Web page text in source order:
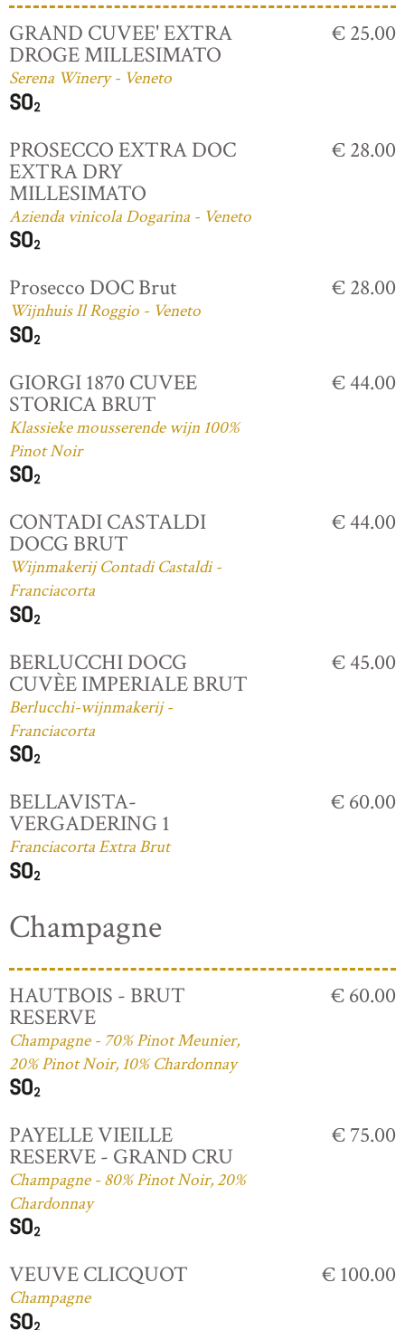
GRAND CUVEE' EXTRA
DROGE MILLESIMATO
Serena Winery - Veneto
€ 25.00
PROSECCO EXTRA DOC
EXTRA DRY
MILLESIMATO
Azienda vinicola Dogarina - Veneto
€ 28.00
Prosecco DOC Brut
Wijnhuis Il Roggio - Veneto
€ 28.00
GIORGI 1870 CUVEE
STORICA BRUT
Klassieke mousserende wijn 100%
Pinot Noir
€ 44.00
CONTADI CASTALDI
DOCG BRUT
Wijnmakerij Contadi Castaldi -
Franciacorta
€ 44.00
BERLUCCHI DOCG
CUVÈE IMPERIALE BRUT
Berlucchi-wijnmakerij -
Franciacorta
€ 45.00
BELLAVISTA-
VERGADERING 1
Franciacorta Extra Brut
€ 60.00
Champagne
HAUTBOIS - BRUT
RESERVE
Champagne - 70% Pinot Meunier,
20% Pinot Noir, 10% Chardonnay
€ 60.00
PAYELLE VIEILLE
RESERVE - GRAND CRU
Champagne - 80% Pinot Noir, 20%
Chardonnay
€ 75.00
VEUVE CLICQUOT
Champagne
€ 100.00